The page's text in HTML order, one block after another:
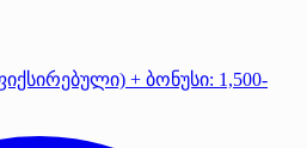
+ ბონუსი: 1,500-